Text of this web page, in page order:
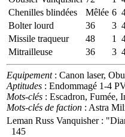
Chenilles blindées
Mêlée 6
Bolter lourd
36 3
Missile traqueur
48 1
Mitrailleuse
36 3
Equipement: Canon laser,
Aptitudes : Endommagé 1-4
Mots-clés : Escadron, Fumée,
Mots-clés de faction : Astra
Leman Russ Vanquisher :
145